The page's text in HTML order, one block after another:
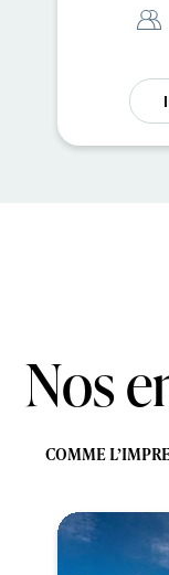
Nos
COMME